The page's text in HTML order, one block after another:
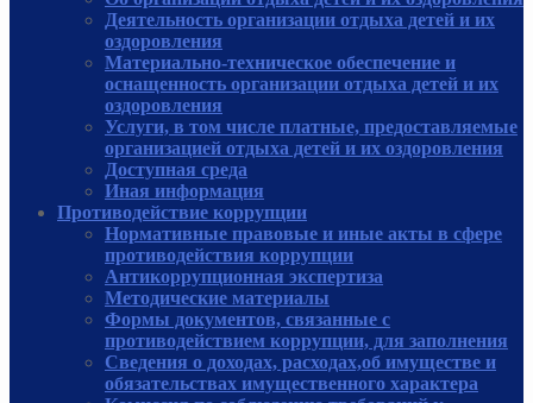
Деятельность организации отдыха детей и их
оздоровления
Материально-техническое обеспечение и
оснащенность организации отдыха детей и их
оздоровления
Услуги, в том числе платные, предоставляемые
организацией отдыха детей и их оздоровления
Доступная среда
Иная информация
Противодействие коррупции
Нормативные правовые и иные акты в сфере
противодействия коррупции
Антикоррупционная экспертиза
Методические материалы
Формы документов, связанные с
противодействием коррупции, для заполнения
Сведения о доходах, расходах,об имуществе и
обязательствах имущественного характера